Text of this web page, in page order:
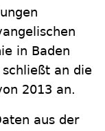
in Baden
an die
2013 an.
aus der